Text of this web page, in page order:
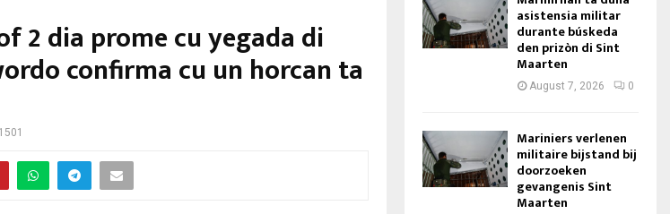
2 dia prome cu yegada di
confirma cu un horcan ta
1501
asistensia militar
durante búskeda
den prizòn di Sint
Maarten
August 7, 2026 0
Mariniers verlenen
militaire bijstand bij
doorzoeken
gevangenis Sint
Maarten